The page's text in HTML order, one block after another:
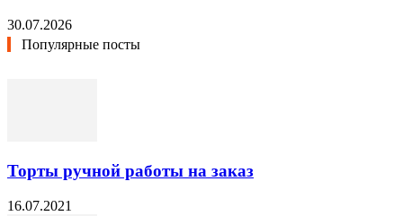
30.07.2026
Популярные посты
Торты ручной работы на заказ
16.07.2021